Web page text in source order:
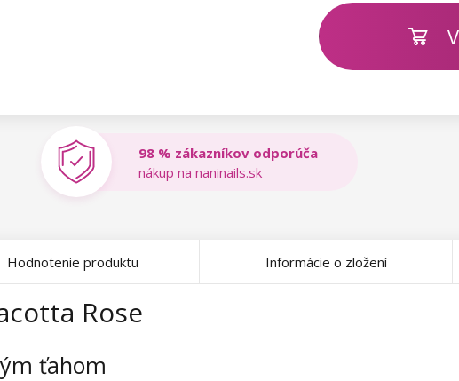
98 % zákazníkov odporúča
nákup na naninails.sk
Rose
ťahom
Hodnotenie produktu Informácie o zložení